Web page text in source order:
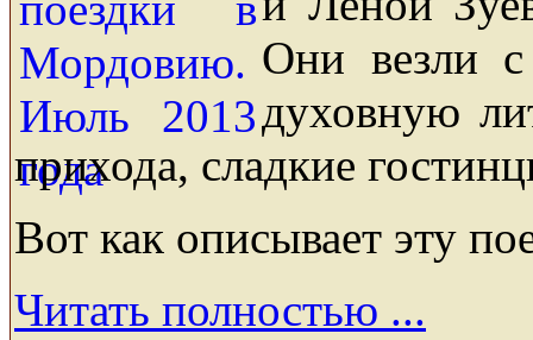
Они везли с
духовную
прихода, сладкие
Вот как описывает эту
Читать полностью ...